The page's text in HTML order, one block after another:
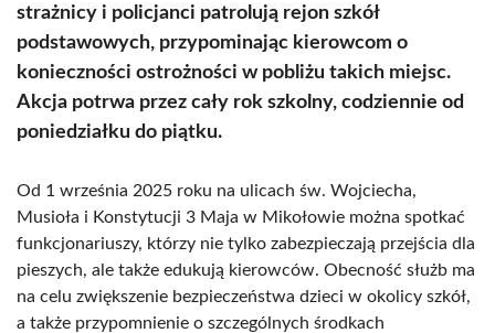
strażnicy i policjanci patrolują rejon szkół
podstawowych, przypominając kierowcom o
konieczności ostrożności w pobliżu takich miejsc.
Akcja potrwa przez cały rok szkolny, codziennie od
poniedziałku do piątku.
Od 1 września 2025 roku na ulicach św. Wojciecha,
Musioła i Konstytucji 3 Maja w Mikołowie można spotkać
funkcjonariuszy, którzy nie tylko zabezpieczają przejścia dla
pieszych, ale także edukują kierowców. Obecność służb ma
na celu zwiększenie bezpieczeństwa dzieci w okolicy szkół,
a także przypomnienie o szczególnych środkach